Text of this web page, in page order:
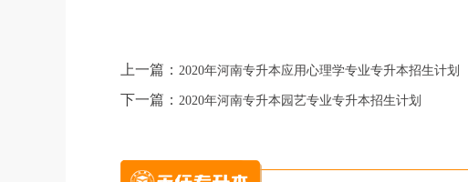
上一篇： 2020年河南专升本应用心理学专业专升本招生计划
下一篇： 2020年河南专升本园艺专业专升本招生计划